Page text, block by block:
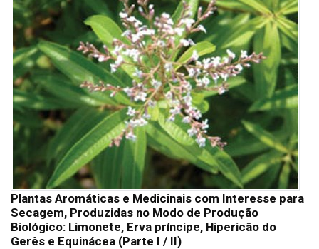
Plantas Aromáticas e Medicinais com Interesse para
Secagem, Produzidas no Modo de Produção
Biológico: Limonete, Erva príncipe, Hipericão do
Gerês e Equinácea (Parte I / II)